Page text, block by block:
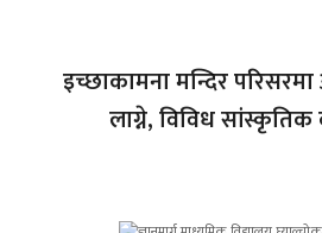
इच्छाकामना मन्दिर
लाग्ने, विविध सांस्कृतिक